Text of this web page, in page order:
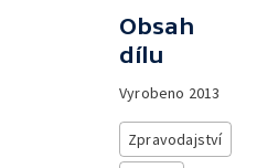
Obsah
dílu
Vyrobeno 2013
Zpravodajství